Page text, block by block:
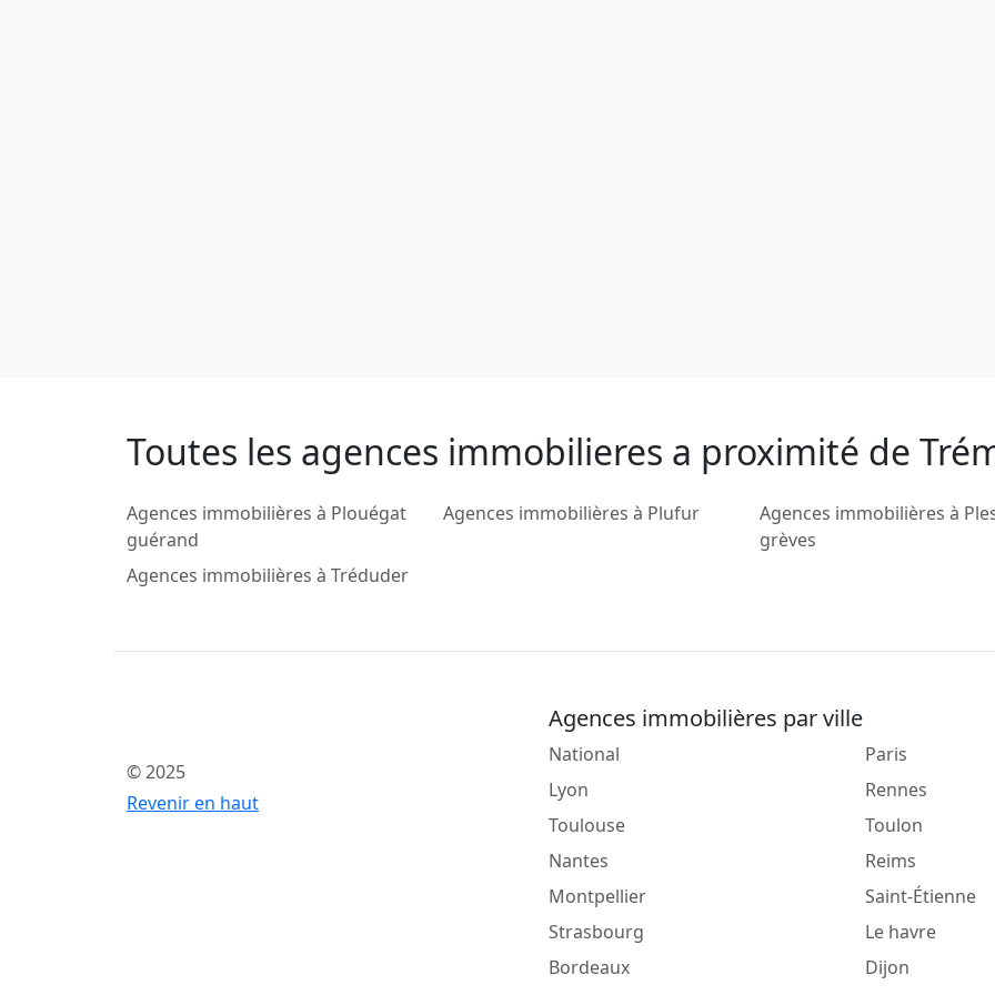
Toutes les agences immobilieres a proximité de
Agences immobilières à Plouégat
guérand
Agences immobilières à Plufur
Agences immobilières à
grèves
Agences immobilières à Tréduder
© 2025
Revenir en haut
Agences immobilières par ville
National
Lyon
Toulouse
Nantes
Montpellier
Strasbourg
Bordeaux
Paris
Rennes
Toulon
Reims
Saint-Étienne
Le havre
Dijon